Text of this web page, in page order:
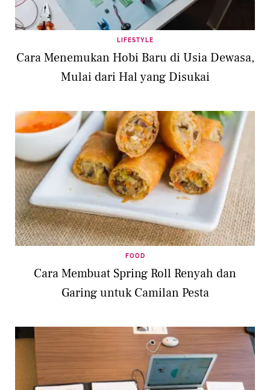
LIFESTYLE
Cara Menemukan Hobi Baru di Usia Dewasa,
Mulai dari Hal yang Disukai
FOOD
Cara Membuat Spring Roll Renyah dan
Garing untuk Camilan Pesta